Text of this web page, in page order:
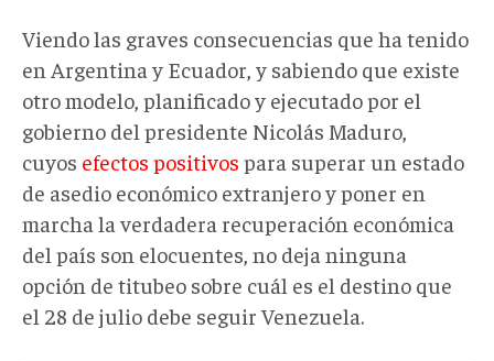
Viendo las graves consecuencias que ha tenido
en Argentina y Ecuador, y sabiendo que existe
otro modelo, planificado y ejecutado por el
gobierno del presidente Nicolás Maduro,
cuyos efectos positivos para superar un estado
de asedio económico extranjero y poner en
marcha la verdadera recuperación económica
del país son elocuentes, no deja ninguna
opción de titubeo sobre cuál es el destino que
el 28 de julio debe seguir Venezuela.